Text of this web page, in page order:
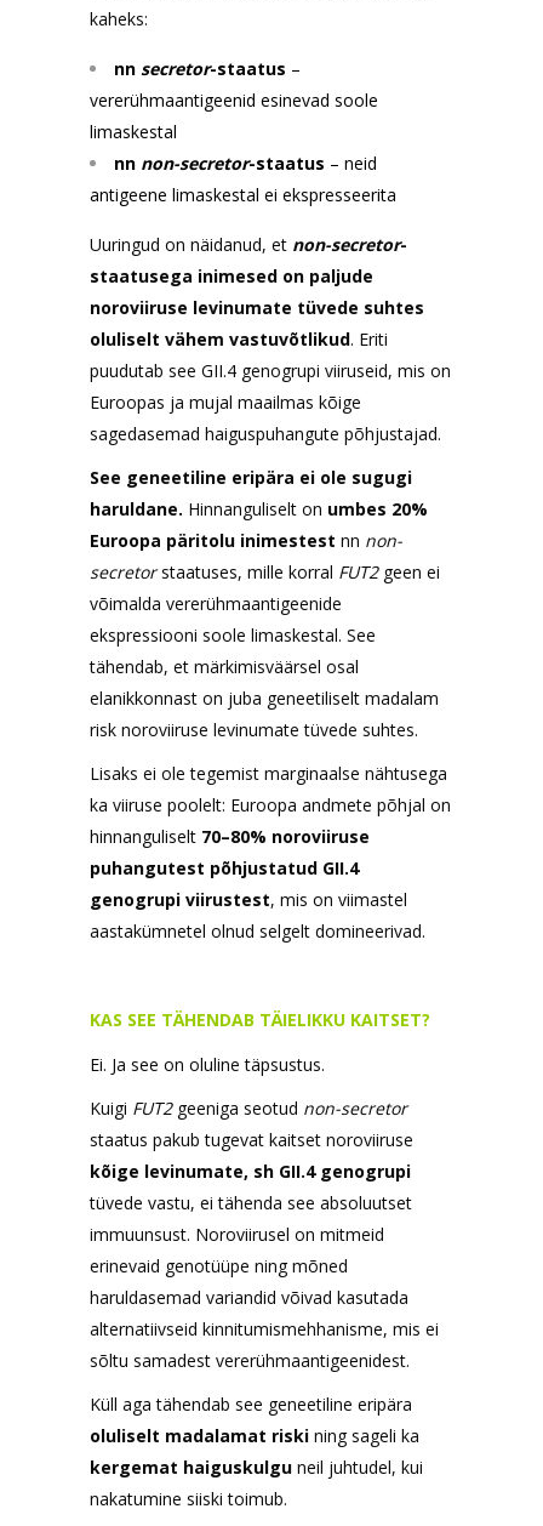
kaheks:
nn secretor-staatus –
vererühmaantigeenid esinevad soole
limaskestal
nn non-secretor-staatus – neid
antigeene limaskestal ei ekspresseerita
Uuringud on näidanud, et non-secretor-
staatusega inimesed on paljude
noroviiruse levinumate tüvede suhtes
oluliselt vähem vastuvõtlikud. Eriti
puudutab see GII.4 genogrupi viiruseid, mis on
Euroopas ja mujal maailmas kõige
sagedasemad haiguspuhangute põhjustajad.
See geneetiline eripära ei ole sugugi
haruldane. Hinnanguliselt on umbes 20%
Euroopa päritolu inimestest nn non-
secretorstaatuses, mille korral FUT2geen ei
võimalda vererühmaantigeenide
ekspressiooni soole limaskestal. See
tähendab, et märkimisväärsel osal
elanikkonnast on juba geneetiliselt madalam
risk noroviiruse levinumate tüvede suhtes.
Lisaks ei ole tegemist marginaalse nähtusega
ka viiruse poolelt: Euroopa andmete põhjal on
hinnanguliselt 70–80% noroviiruse
puhangutest põhjustatud GII.4
genogrupi viirustest, mis on viimastel
aastakümnetel olnud selgelt domineerivad.
KAS SEE TÄHENDAB TÄIELIKKU KAITSET?
Ei. Ja see on oluline täpsustus.
Kuigi FUT2geeniga seotud non-secretor
staatus pakub tugevat kaitset noroviiruse
kõige levinumate, sh GII.4 genogrupi
tüvede vastu, ei tähenda see absoluutset
immuunsust. Noroviirusel on mitmeid
erinevaid genotüüpe ning mõned
haruldasemad variandid võivad kasutada
alternatiivseid kinnitumismehhanisme, mis ei
sõltu samadest vererühmaantigeenidest.
Küll aga tähendab see geneetiline eripära
oluliselt madalamat riski ning sageli ka
kergemat haiguskulgu neil juhtudel, kui
nakatumine siiski toimub.